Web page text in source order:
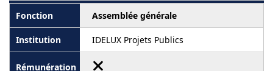
Assemblée générale
IDELUX Projets Publics